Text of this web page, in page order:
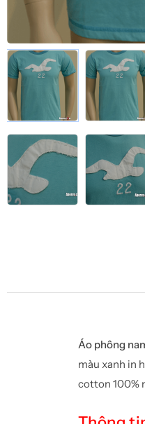
Áo phông
màu xanh in
cotton 100%